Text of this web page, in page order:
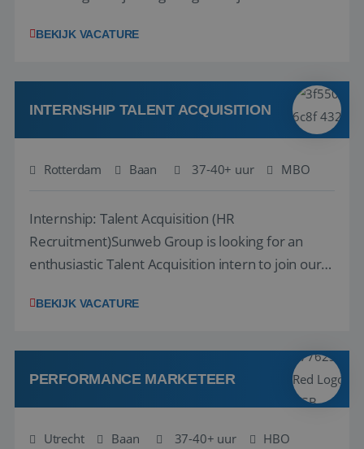
ondersteuning? Op ons Sunweb Group-kantoor in
klantgerichte collega voor een unieke functie ...
BEKIJK VACATURE
INTERNSHIP TALENT ACQUISITION
Rotterdam Baan 37-40+ uur MBO
Internship: Talent Acquisition (HR
Recruitment)Sunweb Group is looking for an
enthusiastic Talent Acquisition intern to join our
work-along internship, where you become part
thesis assignment. If you’re excited about H...
BEKIJK VACATURE
PERFORMANCE MARKETEER
Utrecht Baan 37-40+ uur HBO